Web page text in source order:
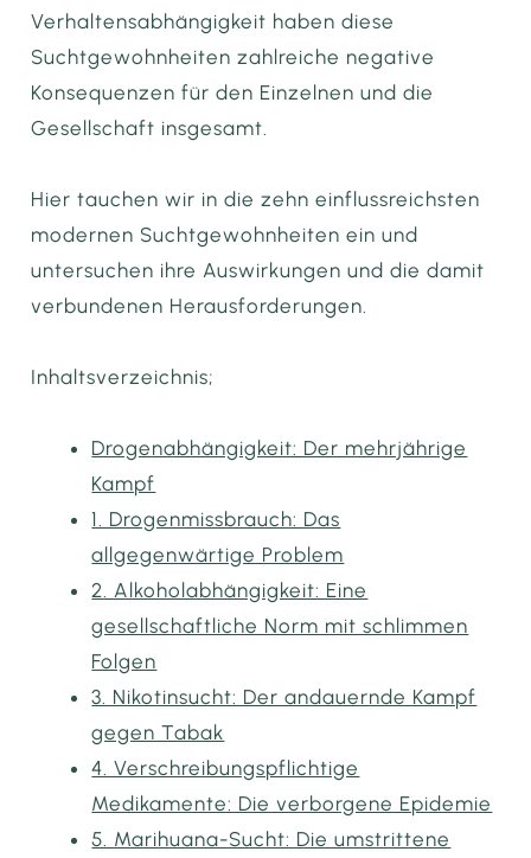
Verhaltensabhängigkeit haben diese
Suchtgewohnheiten zahlreiche negative
Konsequenzen für den Einzelnen und die
Gesellschaft insgesamt.
Hier tauchen wir in die zehn einflussreichsten
modernen Suchtgewohnheiten ein und
untersuchen ihre Auswirkungen und die damit
verbundenen Herausforderungen.
Inhaltsverzeichnis;
Drogenabhängigkeit: Der mehrjährige
Kampf
1. Drogenmissbrauch: Das
allgegenwärtige Problem
2. Alkoholabhängigkeit: Eine
gesellschaftliche Norm mit schlimmen
Folgen
3. Nikotinsucht: Der andauernde Kampf
gegen Tabak
4. Verschreibungspflichtige
Medikamente: Die verborgene Epidemie
5. Marihuana-Sucht: Die umstrittene